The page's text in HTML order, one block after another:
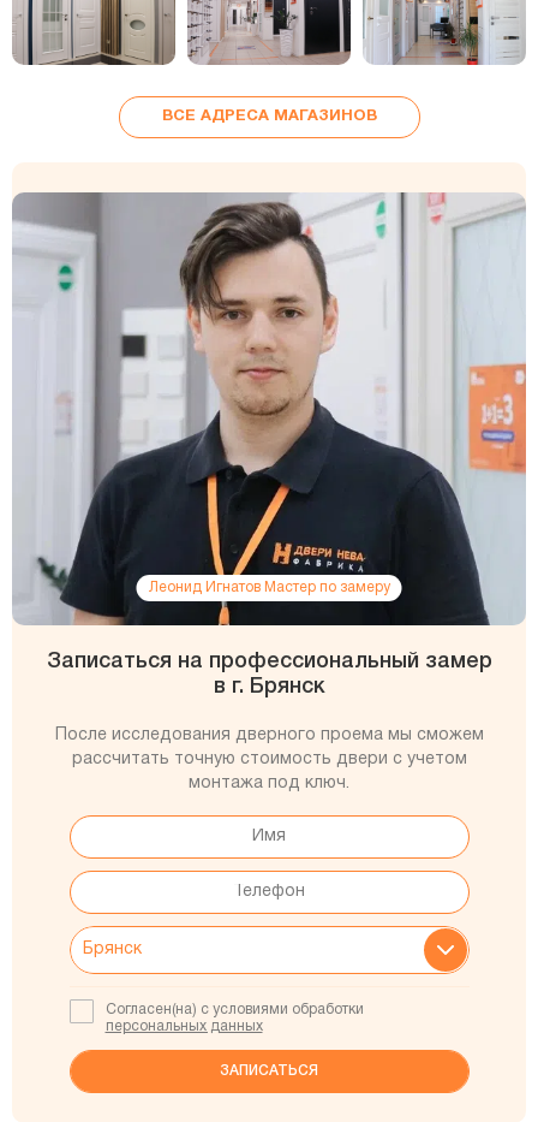
ВСЕ АДРЕСА МАГАЗИНОВ
Леонид Игнатов Мастер по замеру
Записаться на профессиональный замер
в г. Брянск
После исследования дверного проема мы сможем
рассчитать точную стоимость двери с учетом
монтажа под ключ.
Согласен(на) с условиями обработки
персональных данных